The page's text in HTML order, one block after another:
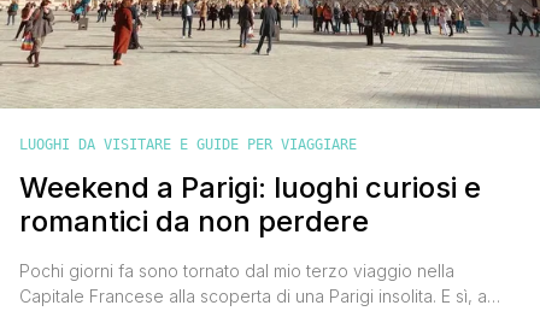
LUOGHI DA VISITARE E GUIDE PER VIAGGIARE
Weekend a Parigi: luoghi curiosi e
romantici da non perdere
Pochi giorni fa sono tornato dal mio terzo viaggio nella
Capitale Francese alla scoperta di una Parigi insolita. E sì, a